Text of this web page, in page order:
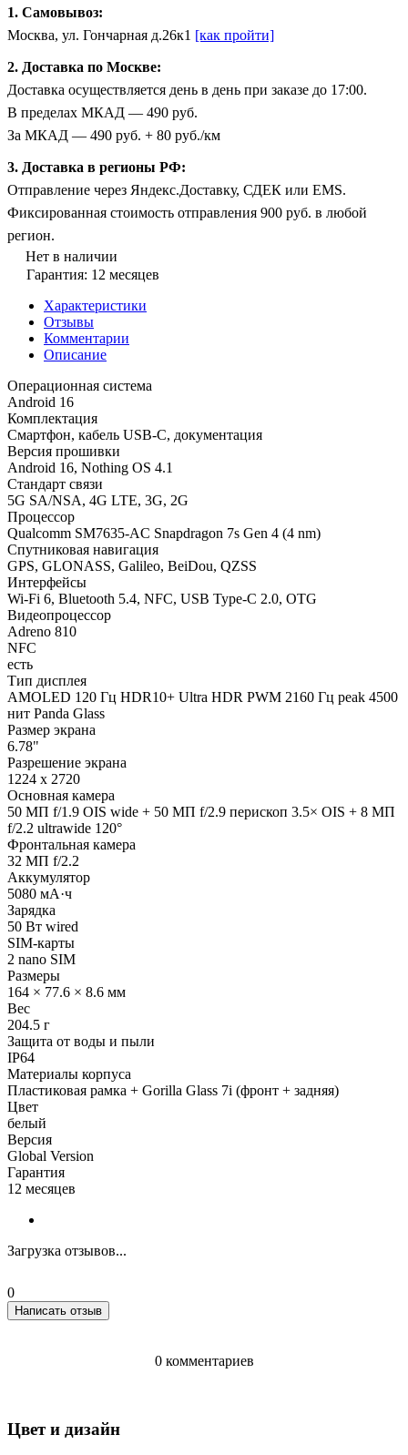
1. Самовывоз:
Москва, ул. Гончарная д.26к1 [как пройти]
2. Доставка по Москве:
Доставка осуществляется день в день при заказе до 17:00.
В пределах МКАД — 490 руб.
За МКАД — 490 руб. + 80 руб./км
3. Доставка в регионы РФ:
Отправление через Яндекс.Доставку, СДЕК или EMS.
Фиксированная стоимость отправления 900 руб. в любой
регион.
Нет в наличии
Гарантия: 12 месяцев
Характеристики
Отзывы
Комментарии
Описание
Операционная система
Android 16
Комплектация
Смартфон, кабель USB-C, документация
Версия прошивки
Android 16, Nothing OS 4.1
Стандарт связи
5G SA/NSA, 4G LTE, 3G, 2G
Процессор
Qualcomm SM7635-AC Snapdragon 7s Gen 4 (4 nm)
Спутниковая навигация
GPS, GLONASS, Galileo, BeiDou, QZSS
Интерфейсы
Wi-Fi 6, Bluetooth 5.4, NFC, USB Type-C 2.0, OTG
Видеопроцессор
Adreno 810
NFC
есть
Тип дисплея
AMOLED 120 Гц HDR10+ Ultra HDR PWM 2160 Гц peak 4500
нит Panda Glass
Размер экрана
6.78"
Разрешение экрана
1224 x 2720
Основная камера
50 МП f/1.9 OIS wide + 50 МП f/2.9 периcкоп 3.5× OIS + 8 МП
f/2.2 ultrawide 120°
Фронтальная камера
32 МП f/2.2
Аккумулятор
5080 мА·ч
Зарядка
50 Вт wired
SIM-карты
2 nano SIM
Размеры
164 × 77.6 × 8.6 мм
Вес
204.5 г
Защита от воды и пыли
IP64
Материалы корпуса
Пластиковая рамка + Gorilla Glass 7i (фронт + задняя)
Цвет
белый
Версия
Global Version
Гарантия
12 месяцев
Загрузка отзывов...
0
Написать отзыв
0 комментариев
Цвет и дизайн